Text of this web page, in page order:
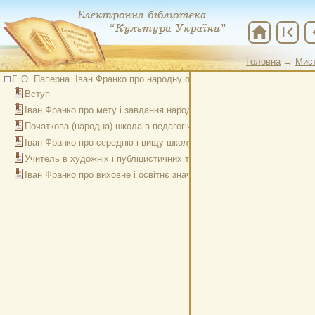
Головна →
Головна→
home first_page
Г. О. Паперна. Іван Франко про народну освіту
Вступ
Іван Франко про мету і завдання народної освіти і виховання
Початкова (народна) школа в педагогічних висловлюваннях Івана
Іван Франко про середню і вищу школу в системі народної освіти
Учитель в художніх і публіцистичних творах Івана Франка
Іван Франко про виховне і освітнє значення дитячої літератури